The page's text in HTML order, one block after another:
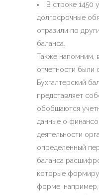
В строке 1450
долгосрочные
отразили по
баланса.
Также напомним,
отчетности были
Бухгалтерский
представляет
обобщаются
данные о
деятельности
определенный
баланса
которые
форме, например,